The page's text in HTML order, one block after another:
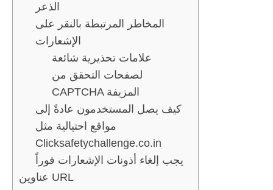
الذعر
المخاطر المرتبطة بالنقر على
الإشعارات
علامات تحذيرية شائعة
لصفحات التحقق من
CAPTCHA المزيفة
كيف يصل المستخدمون عادةً إلى
مواقع احتيالية مثل
Clicksafetychallenge.co.in
يجب إلغاء أذونات الإشعارات فوراً
عناوين URL